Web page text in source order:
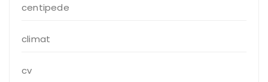
centipede
climat
cv